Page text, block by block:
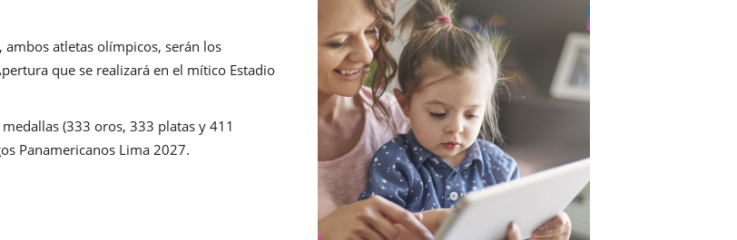
ambos atletas olímpicos, serán los
que se realizará en el mítico Estadio
(333 oros, 333 platas y 411
Panamericanos Lima 2027.